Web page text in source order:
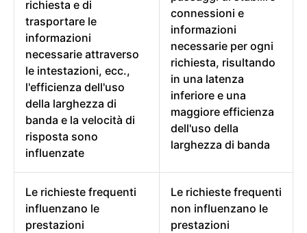
richiesta e di
trasportare le
informazioni
necessarie attraverso
le intestazioni, ecc.,
l'efficienza dell'uso
della larghezza di
banda e la velocità di
risposta sono
influenzate
connessioni e
informazioni
necessarie per ogni
richiesta, risultando
in una latenza
inferiore e una
maggiore efficienza
dell'uso della
larghezza di banda
Le richieste frequenti
influenzano le
prestazioni
Le richieste frequenti
non influenzano le
prestazioni